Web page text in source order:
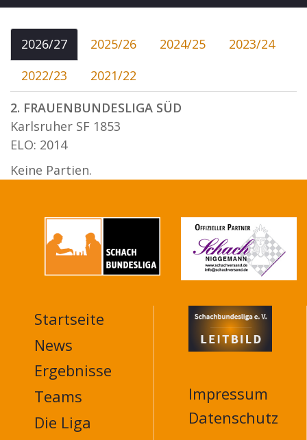
2026/27 2025/26 2024/25
2023/24
2022/23
2021/22
2. FRAUENBUNDESLIGA SÜD
Karlsruher SF 1853
ELO: 2014
Keine Partien.
MAIN
NAVIGATION
FOOTER
Startseite
News
Ergebnisse
Teams
Die Liga
Impressum
Datenschutz